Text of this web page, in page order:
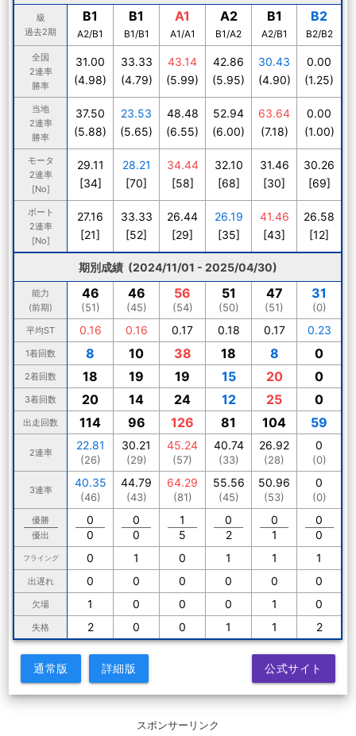
級
過去2期
B1
A2/B1
B1
B1/B1
A1
A1/A1
A2
B1/A2
B1
A2/B1
B2
B2/B2
全国
2連率
勝率
31.00
(4.98)
33.33
(4.79)
43.14
(5.99)
42.86
(5.95)
30.43
(4.90)
0.00
(1.25)
当地
2連率
勝率
37.50
(5.88)
23.53
(5.65)
48.48
(6.55)
52.94
(6.00)
63.64
(7.18)
0.00
(1.00)
モータ
2連率
[No]
29.11
[34]
28.21
[70]
34.44
[58]
32.10
[68]
31.46
[30]
30.26
[69]
ボート
2連率
[No]
27.16
[21]
33.33
[52]
26.44
[29]
26.19
[35]
41.46
[43]
26.58
[12]
期別成績 (2024/11/01 - 2025/04/30)
能力
(前期)
46
(51)
46
(45)
56
(54)
51
(50)
47
(51)
31
(0)
平均ST 0.16 0.16 0.17 0.18 0.17 0.23
1着回数 8 10 38 18 8 0
2着回数 18 19 19 15 20 0
3着回数 20 14 24 12 25 0
出走回数 114 96 126 81 104 59
2連率
22.81
(26)
30.21
(29)
45.24
(57)
40.74
(33)
26.92
(28)
0
(0)
3連率
40.35
(46)
44.79
(43)
64.29
(81)
55.56
(45)
50.96
(53)
0
(0)
優勝
優出
0
0
0
0
1
5
0
2
0
1
0
0
フライング 0 1 0 1 1 1
出遅れ 0 0 0 0 0 0
欠場 1 0 0 0 1 0
失格 2 0 0 1 1 2
通常版 詳細版 公式サイト
スポンサーリンク